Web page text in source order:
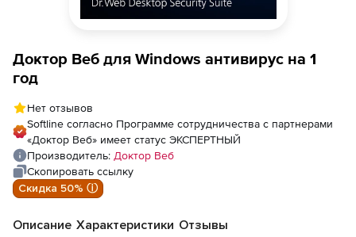
Доктор Веб для Windows антивирус на 1
год
Нет отзывов
Softline согласно Программе сотрудничества с партнерами
«Доктор Веб» имеет статус ЭКСПЕРТНЫЙ
Производитель: Доктор Веб
Скопировать ссылку
Скидка 50% ⓘ
Описание Характеристики Отзывы